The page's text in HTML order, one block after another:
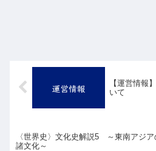
【運営情報
いて
〈世界史〉文化史解説5 ～東南アジア
諸文化～